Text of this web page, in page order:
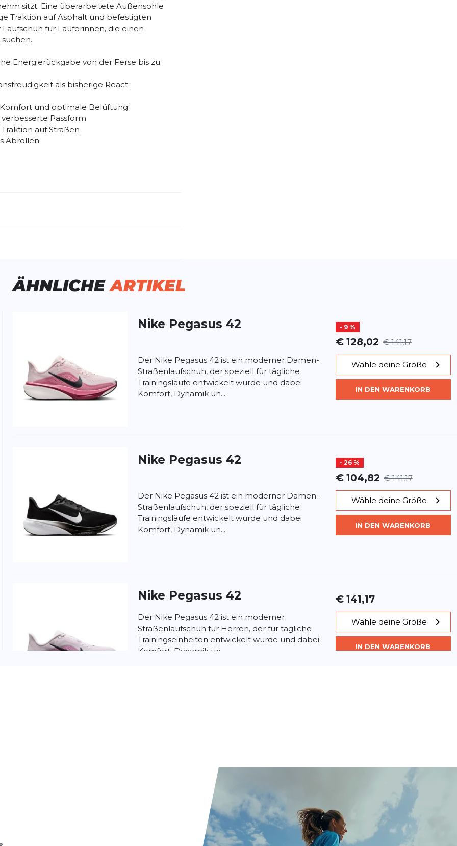
sitzt. Eine überarbeitete Außensohle
Traktion auf Asphalt und befestigten
für Läuferinnen, die einen
Energierückgabe von der Ferse bis zu
als bisherige React-
und optimale Belüftung
Passform
auf Straßen
Abrollen
viel
ÄHNLICHEARTIKEL
Nike Pegasus 42 - 9 %
€ 128,02 € 141,17
Der Nike Pegasus 42 ist ein moderner Damen-
Straßenlaufschuh, der speziell für tägliche
Trainingsläufe entwickelt wurde und dabei
Komfort, Dynamik un...
Wähle deine Größe
IN DEN WARENKORB
Nike Pegasus 42 - 26 %
€ 104,82 € 141,17
Der Nike Pegasus 42 ist ein moderner Damen-
Straßenlaufschuh, der speziell für tägliche
Trainingsläufe entwickelt wurde und dabei
Komfort, Dynamik un...
Wähle deine Größe
IN DEN WARENKORB
Nike Pegasus 42 € 141,17
Der Nike Pegasus 42 ist ein moderner
Straßenlaufschuh für Herren, der für tägliche
Trainingseinheiten entwickelt wurde und dabei
Komfort, Dynamik un...
Wähle deine Größe
IN DEN WARENKORB
Der Nike Pegasus 42 ist ein moderner Damen-
Straßenlaufschuh, der speziell für tägliche
Trainingsläufe entwickelt wurde und dabei
Komfort, Dynamik un...
IN DEN WARENKORB